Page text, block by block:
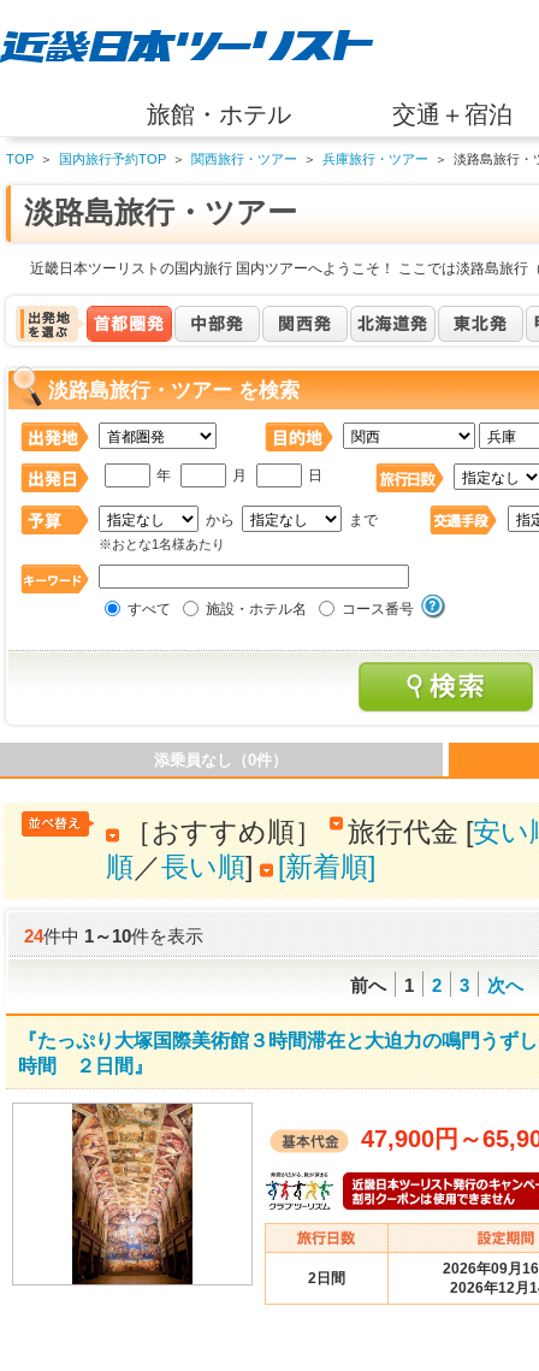
旅館・ホテル 交通＋宿泊
TOP ＞ 国内旅行予約TOP ＞ 関西旅行・ツアー ＞ 兵庫旅行・ツアー ＞ 淡路島旅行・
淡路島旅行・ツアー
近畿日本ツーリストの国内旅行 国内ツアーへようこそ！ ここでは淡路島旅行
淡路島旅行・ツアー を検索
年 月 日
から まで
※おとな1名様あたり
すべて 施設・ホテル名 コース番号
添乗員なし（0件）
［おすすめ順］ 旅行代金 [安い
順／長い順] [新着順]
24件中1～10件を表示
前へ 1 2 3 次へ
『たっぷり大塚国際美術館３時間滞在と大迫力の鳴門う
時間 ２日間』
47,900円 ～
2日間
2026年09月
2026年12月